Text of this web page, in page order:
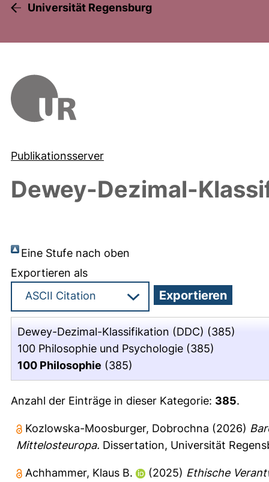
Universität Regensburg
Publikationsserver
Dewey-Dezimal-
Eine Stufe nach oben
Exportieren als
Dewey-Dezimal-Klassifikation (DDC) (385)
100 Philosophie und Psychologie (385)
100 Philosophie (385)
Anzahl der Einträge in dieser Kategorie: 385.
Kozlowska-Moosburger, Dobrochna (2026)
Mittelosteuropa. Dissertation, Universität
Achhammer, Klaus B. (2025) Ethische